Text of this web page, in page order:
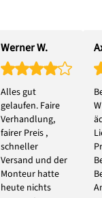
Werner W.
Alles gut
gelaufen. Faire
Verhandlung,
fairer Preis ,
schneller
Versand und der
Monteur hatte
heute nichts